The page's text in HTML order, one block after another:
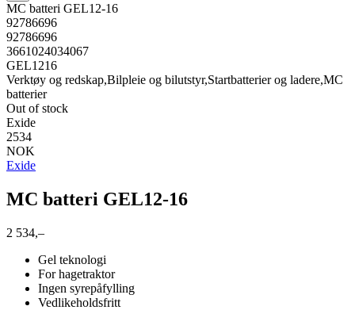
MC batteri GEL12-16
92786696
92786696
3661024034067
GEL1216
Verktøy og redskap,Bilpleie og bilutstyr,Startbatterier og ladere,MC
batterier
Out of stock
Exide
2534
NOK
Exide
MC batteri GEL12-16
2 534,–
Gel teknologi
For hagetraktor
Ingen syrepåfylling
Vedlikeholdsfritt